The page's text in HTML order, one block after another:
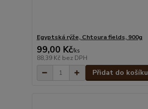
Egyptská rýže, Chtoura fields, 900g
99,00 Kč/ks
88,39 Kč bez DPH
Přidat do košíku